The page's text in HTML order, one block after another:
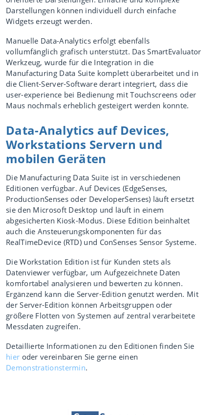
Darstellungen können individuell durch einfache
Widgets erzeugt werden.
Manuelle Data-Analytics erfolgt ebenfalls
vollumfänglich grafisch unterstützt. Das SmartEvaluator
Werkzeug, wurde für die Integration in die
Manufacturing Data Suite komplett überarbeitet und in
die Client-Server-Software derart integriert, dass die
user-experience bei Bedienung mit Touchscreens oder
Maus nochmals erheblich gesteigert werden konnte.
Data-Analytics auf Devices,
Workstations Servern und
mobilen Geräten
Die Manufacturing Data Suite ist in verschiedenen
Editionen verfügbar. Auf Devices (EdgeSenses,
ProductionSenses oder DeveloperSenses) läuft ersetzt
sie den Microsoft Desktop und läuft in einem
abgesicherten Kiosk-Modus. Diese Edition beinhaltet
auch die Ansteuerungskomponenten für das
RealTimeDevice (RTD) und ConSenses Sensor Systeme.
Die Workstation Edition ist für Kunden stets als
Datenviewer verfügbar, um Aufgezeichnete Daten
komfortabel analysieren und bewerten zu können.
Ergänzend kann die Server-Edition genutzt werden. Mit
der Server-Edition können Arbeitsgruppen oder
größere Flotten von Systemen auf zentral verarbeitete
Messdaten zugreifen.
Detaillierte Informationen zu den Editionen finden Sie
hier oder vereinbaren Sie gerne einen
Demonstrationstermin.